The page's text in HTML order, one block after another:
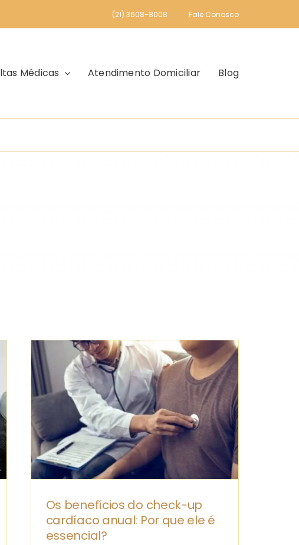
(21) 3608-8008 Fale Conosco
Médicas Atendimento Domiciliar Blog
Os benefícios do check-up
cardíaco anual: Por que ele é
essencial?